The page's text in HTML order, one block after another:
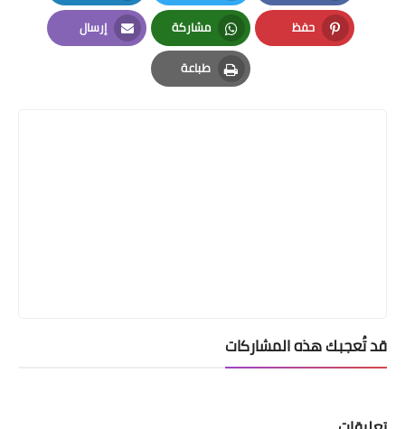
Facebook
Twitter
LinkedIn
حفظ
Pinterest
مشاركة
Whatsapp
إرسال
Email
طباعة
Print
قد تُعجبك هذه المشاركات